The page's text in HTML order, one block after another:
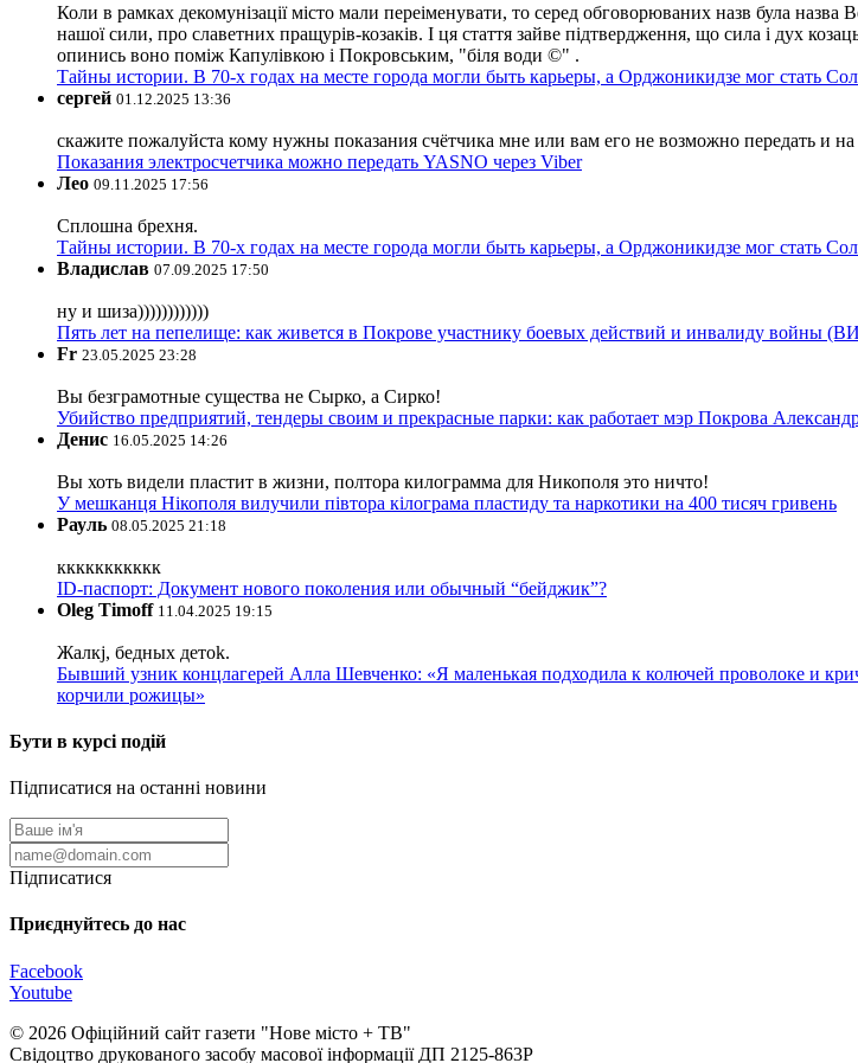
Коли в рамках декомунізації місто мали переіменувати, то серед обговорюваних назв була
нашої сили, про славетних пращурів-козаків. І ця стаття зайве підтвердження, що сила і дух
опинись воно поміж Капулівкою і Покровським, "біля води ©" .
Тайны истории. В 70-х годах на месте города могли быть карьеры, а Орджоникидзе мог стать
сергей 01.12.2025 13:36
скажите пожалуйста кому нужны показания счётчика мне или вам его не возможно передать и
Показания электросчетчика можно передать YASNO через Viber
Лео 09.11.2025 17:56
Сплошна брехня.
Тайны истории. В 70-х годах на месте города могли быть карьеры, а Орджоникидзе мог стать
Владислав 07.09.2025 17:50
ну и шиза))))))))))))
Пять лет на пепелище: как живется в Покрове участнику боевых действий и инвалиду войны
Fr 23.05.2025 23:28
Вы безграмотные существа не Сырко, а Сирко!
Убийство предприятий, тендеры своим и прекрасные парки: как работает мэр Покрова
Денис 16.05.2025 14:26
Вы хоть видели пластит в жизни, полтора килограмма для Никополя это ничто!
У мешканця Нікополя вилучили півтора кілограма пластиду та наркотики на 400 тисяч гривень
Рауль 08.05.2025 21:18
ккккккккккк
ID-паспорт: Документ нового поколения или обычный “бейджик”?
Oleg Timoff 11.04.2025 19:15
Жалкj, бедных детok.
Бывший узник концлагерей Алла Шевченко: «Я маленькая подходила к колючей проволоке и
корчили рожицы»
Бути в курсі подій
Підписатися на останні новини
Підписатися
Приєднуйтесь до нас
Facebook
Youtube
© 2026 Офіційний сайт газети "Нове мiсто + ТВ"
Свідоцтво друкованого засобу масової інформації ДП 2125-863Р